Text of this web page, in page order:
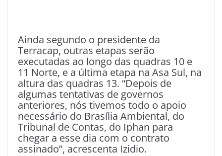
Ainda segundo o presidente da
Terracap, outras etapas serão
executadas ao longo das quadras 10 e
11 Norte, e a última etapa na Asa Sul, na
altura das quadras 13. “Depois de
algumas tentativas de governos
anteriores, nós tivemos todo o apoio
necessário do Brasília Ambiental, do
Tribunal de Contas, do Iphan para
chegar a esse dia com o contrato
assinado”, acrescenta Izidio.